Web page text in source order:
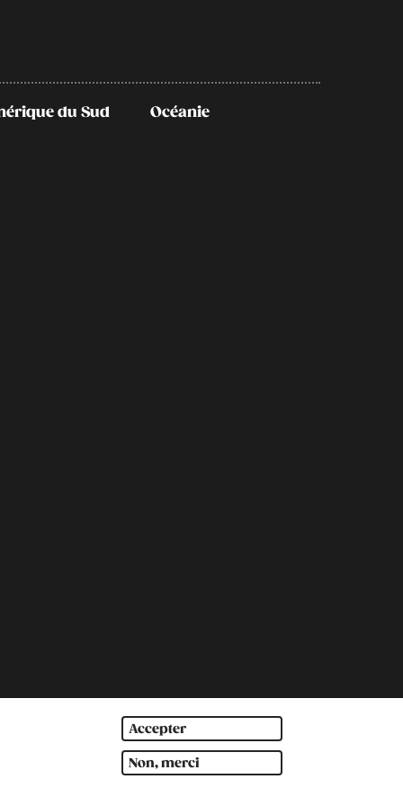
Accepter
Non, merci
du Sud Océanie